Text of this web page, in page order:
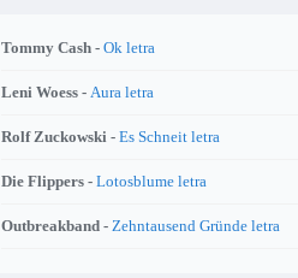
Tommy Cash - Ok letra
Leni Woess - Aura letra
Rolf Zuckowski - Es Schneit letra
Die Flippers - Lotosblume letra
Outbreakband - Zehntausend Gründe letra